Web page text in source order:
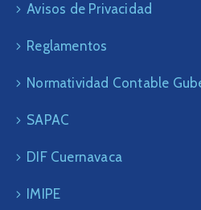
Avisos de Privacidad
Reglamentos
Normatividad Contable
SAPAC
DIF Cuernavaca
IMIPE